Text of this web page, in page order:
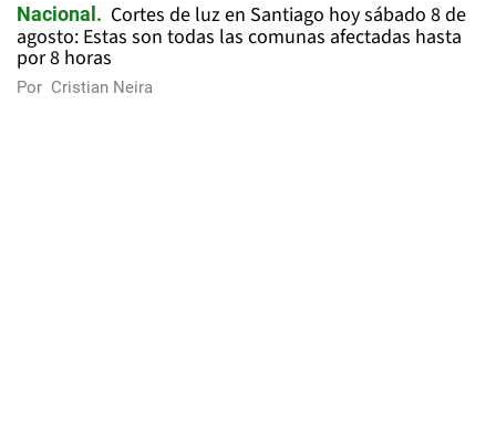
Nacional
Cortes de luz en Santiago hoy sábado 8 de
agosto: Estas son todas las comunas afectadas hasta
por 8 horas
Por Cristian Neira